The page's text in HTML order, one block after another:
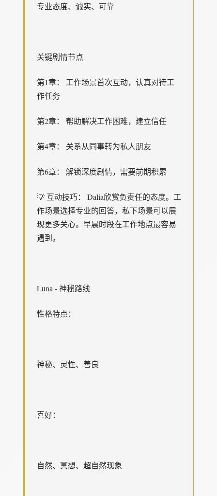
专业态度、诚实、可靠
关键剧情节点
第1章： 工作场景首次互动，认真对待工
作任务
第2章： 帮助解决工作困难，建立信任
第4章： 关系从同事转为私人朋友
第6章： 解锁深度剧情，需要前期积累
💡 互动技巧： Dalia欣赏负责任的态度。工
作场景选择专业的回答，私下场景可以展
现更多关心。早晨时段在工作地点最容易
遇到。
Luna - 神秘路线
性格特点：
神秘、灵性、善良
喜好：
自然、冥想、超自然现象